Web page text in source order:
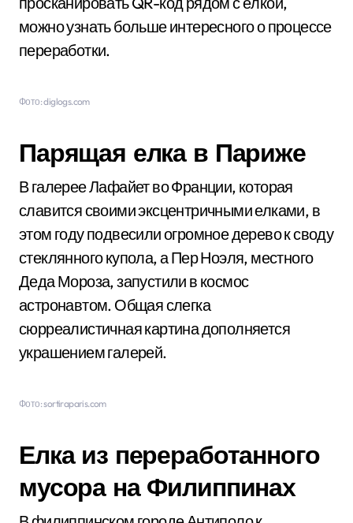
можно узнать больше интересного о процессе
переработки.
Фото: diglogs.com
Парящая елка в Париже
В галерее Лафайет во Франции, которая
славится своими эксцентричными елками, в
этом году подвесили огромное дерево к своду
стеклянного купола, а Пер Ноэля, местного
Деда Мороза, запустили в космос
астронавтом. Общая слегка
сюрреалистичная картина дополняется
украшением галерей.
Фото: sortiraparis.com
Елка из переработанного
мусора на Филиппинах